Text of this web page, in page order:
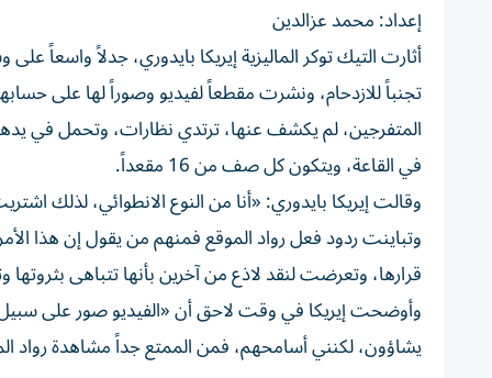
إعداد: محمد عزالدين
أثارت التيك توكر الماليزية إيريكا بايدوري، جدلاً واسعاً
تجنباً للازدحام، ونشرت مقطعاً لفيديو وصوراً لها على
في القاعة، ويتكون كل صف من 16 مقعداً.
وقالت إيريكا بايدوري: «أنا من النوع الانطوائي، لذلك
وتباينت ردود فعل رواد الموقع فمنهم من يقول إن هذا
قرارها، وتعرضت لنقد لاذع من آخرين بأنها تتباهى
وأوضحت إيريكا في وقت لاحق أن «الفيديو صور على سبيل
يشاؤون، لكنني أسامحهم، فمن الممتع جداً مشاهدة رواد